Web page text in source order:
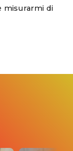
misurarmi di